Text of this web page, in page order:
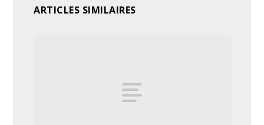
ARTICLES SIMILAIRES